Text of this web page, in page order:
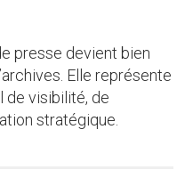
presse devient bien
Elle représente
de visibilité, de
stratégique.